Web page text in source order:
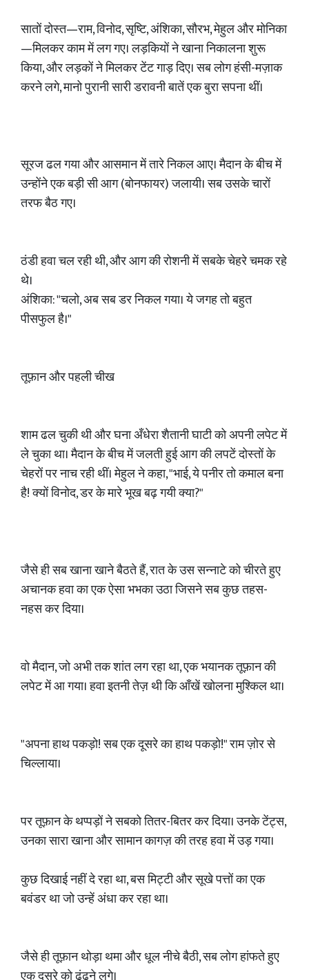
सातों दोस्त—राम, विनोद, सृष्टि, अंशिका, सौरभ, मेहुल और मोनिका
—मिलकर काम में लग गए। लड़कियों ने खाना निकालना शुरू
किया, और लड़कों ने मिलकर टेंट गाड़ दिए। सब लोग हंसी-मज़ाक
करने लगे, मानो पुरानी सारी डरावनी बातें एक बुरा सपना थीं।
सूरज ढल गया और आसमान में तारे निकल आए। मैदान के बीच में
उन्होंने एक बड़ी सी आग (बोनफायर) जलायी। सब उसके चारों
तरफ बैठ गए।
ठंडी हवा चल रही थी, और आग की रोशनी में सबके चेहरे चमक रहे
थे।
अंशिका: "चलो, अब सब डर निकल गया। ये जगह तो बहुत
पीसफुल है।"
तूफ़ान और पहली चीख
शाम ढल चुकी थी और घना अँधेरा शैतानी घाटी को अपनी लपेट में
ले चुका था। मैदान के बीच में जलती हुई आग की लपटें दोस्तों के
चेहरों पर नाच रही थीं। मेहुल ने कहा, "भाई, ये पनीर तो कमाल बना
है! क्यों विनोद, डर के मारे भूख बढ़ गयी क्या?"
जैसे ही सब खाना खाने बैठते हैं, रात के उस सन्नाटे को चीरते हुए
अचानक हवा का एक ऐसा भभका उठा जिसने सब कुछ तहस-
नहस कर दिया।
वो मैदान, जो अभी तक शांत लग रहा था, एक भयानक तूफ़ान की
लपेट में आ गया। हवा इतनी तेज़ थी कि आँखें खोलना मुश्किल था।
"अपना हाथ पकड़ो! सब एक दूसरे का हाथ पकड़ो!" राम ज़ोर से
चिल्लाया।
पर तूफ़ान के थप्पड़ों ने सबको तितर-बितर कर दिया। उनके टेंट्स,
उनका सारा खाना और सामान कागज़ की तरह हवा में उड़ गया।
कुछ दिखाई नहीं दे रहा था, बस मिट्टी और सूखे पत्तों का एक
बवंडर था जो उन्हें अंधा कर रहा था।
जैसे ही तूफ़ान थोड़ा थमा और धूल नीचे बैठी, सब लोग हांफते हुए